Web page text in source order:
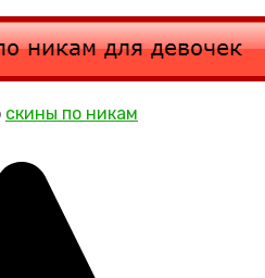
скины по никам